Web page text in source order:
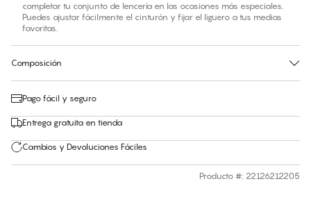
completar tu conjunto de lencería en las ocasiones más especiales.
Puedes ajustar fácilmente el cinturón y fijar el liguero a tus medias
favoritas.
Composición
Pago fácil y seguro
Entrega gratuita en tienda
Cambios y Devoluciones Fáciles
Producto #: 22126212205